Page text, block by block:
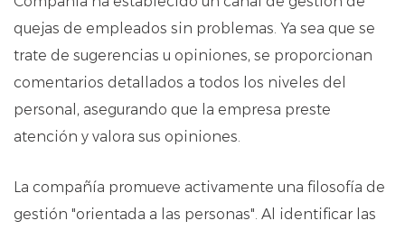
quejas de empleados sin problemas. Ya sea que se
trate de sugerencias u opiniones, se proporcionan
comentarios detallados a todos los niveles del
personal, asegurando que la empresa preste
atención y valora sus opiniones.
La compañía promueve activamente una filosofía de
gestión "orientada a las personas". Al identificar las